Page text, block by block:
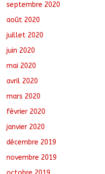
septembre 2020
août 2020
juillet 2020
juin 2020
mai 2020
avril 2020
mars 2020
février 2020
janvier 2020
décembre 2019
novembre 2019